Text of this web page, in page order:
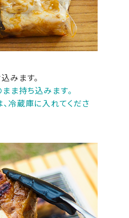
みます。
ま持ち込みます。
冷蔵庫に入れてくださ